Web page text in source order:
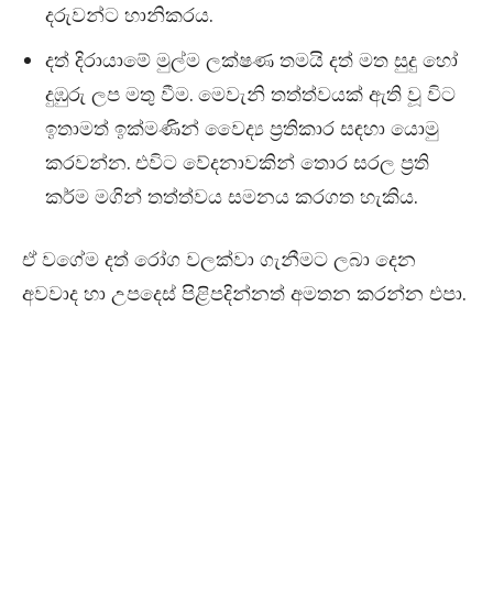
දරුවන්ට හානිකරය.
දත් දිරායාමේ මුල්ම ලක්ෂණ තමයි දත් මත සුදු හෝ
දුඹුරු ලප මතු වීම. මෙවැනි තත්ත්වයක් ඇති වූ විට
ඉතාමත් ඉක්මණින් වෛද්‍ය ප්‍රතිකාර සඳහා යොමු
කරවන්න. එවිට වේදනාවකින් තොර සරල ප්‍රති
කර්ම මගින් තත්ත්වය සමනය කරගත හැකිය.
ඒ වගේම දත් රෝග වලක්වා ගැනීමට ලබා දෙන
අවවාද හා උපදෙස් පිළිපදින්නත් අමතන කරන්න එපා.